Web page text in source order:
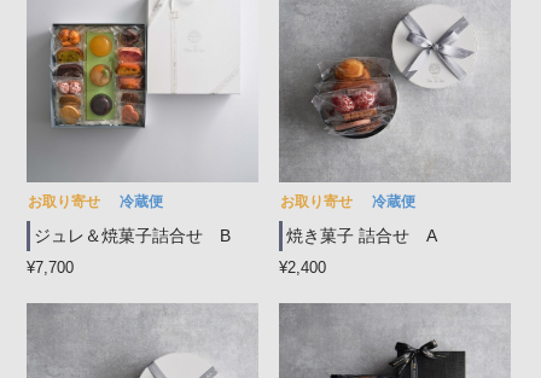
お取り寄せ 冷蔵便
ジュレ＆焼菓子詰合せ B
¥7,700
お取り寄せ 冷蔵便
焼き菓子 詰合せ A
¥2,400